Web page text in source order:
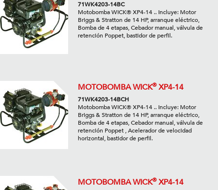
71WK4203-14BC
Motobomba WICK® XP4-14 .. Incluye: Motor
Briggs & Stratton de 14 HP, arranque eléctrico,
Bomba de 4 etapas, Cebador manual, válvula de
retención Poppet, bastidor de perfil.
MOTOBOMBA WICK® XP4-14
71WK4203-14BCH
Motobomba WICK® XP4-14 .. Incluye: Motor
Briggs & Stratton de 14 HP, arranque eléctrico,
Bomba de 4 etapas, Cebador manual, válvula de
retención Poppet , Acelerador de velocidad
horizontal, bastidor de perfil.
MOTOBOMBA WICK® XP4-14